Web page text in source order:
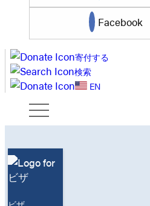
Facebook
寄付する
検索
EN